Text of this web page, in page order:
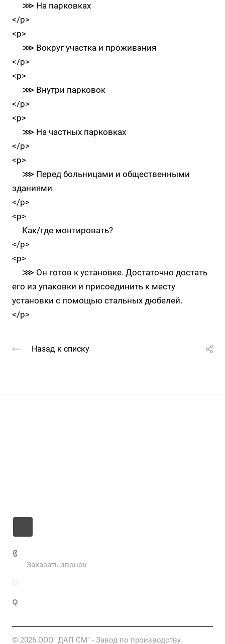
⋙ На парковках
</p>
<p>
⋙ Вокруг участка и проживания
</p>
<p>
⋙ Внутри парковок
</p>
<p>
⋙ На частных парковках
</p>
<p>
⋙ Перед больницами и общественными
зданиями
</p>
<p>
Как/где монтировать?
</p>
<p>
⋙ Он готов к установке. Достаточно достать
его из упаковки и присоединить к месту
установки с помощью стальных дюбелей.
</p>
Назад к списку
Заказать звонок
© 2026 ООО "ДАП СМ" - Завод по производству